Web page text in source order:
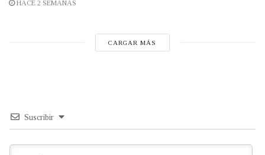
HACE 2 SEMANAS
CARGAR MÁS
Suscribir